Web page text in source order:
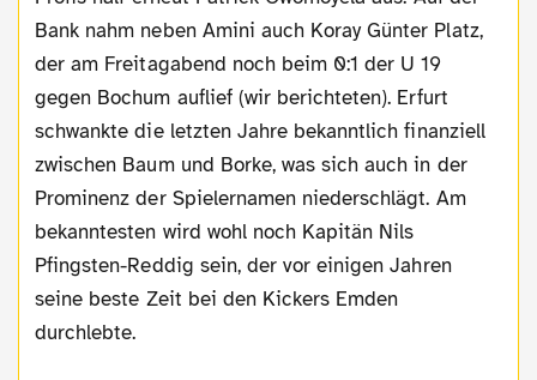
Bank nahm neben Amini auch Koray Günter Platz,
der am Freitagabend noch beim 0:1 der U 19
gegen Bochum auflief (wir berichteten). Erfurt
schwankte die letzten Jahre bekanntlich finanziell
zwischen Baum und Borke, was sich auch in der
Prominenz der Spielernamen niederschlägt. Am
bekanntesten wird wohl noch Kapitän Nils
Pfingsten-Reddig sein, der vor einigen Jahren
seine beste Zeit bei den Kickers Emden
durchlebte.